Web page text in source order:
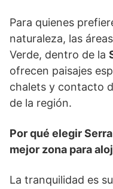
Para quienes
naturaleza, las
Verde, dentro de la
ofrecen paisajes
chalets y contacto
de la región.
Por qué elegir
mejor zona para
La tranquilidad es